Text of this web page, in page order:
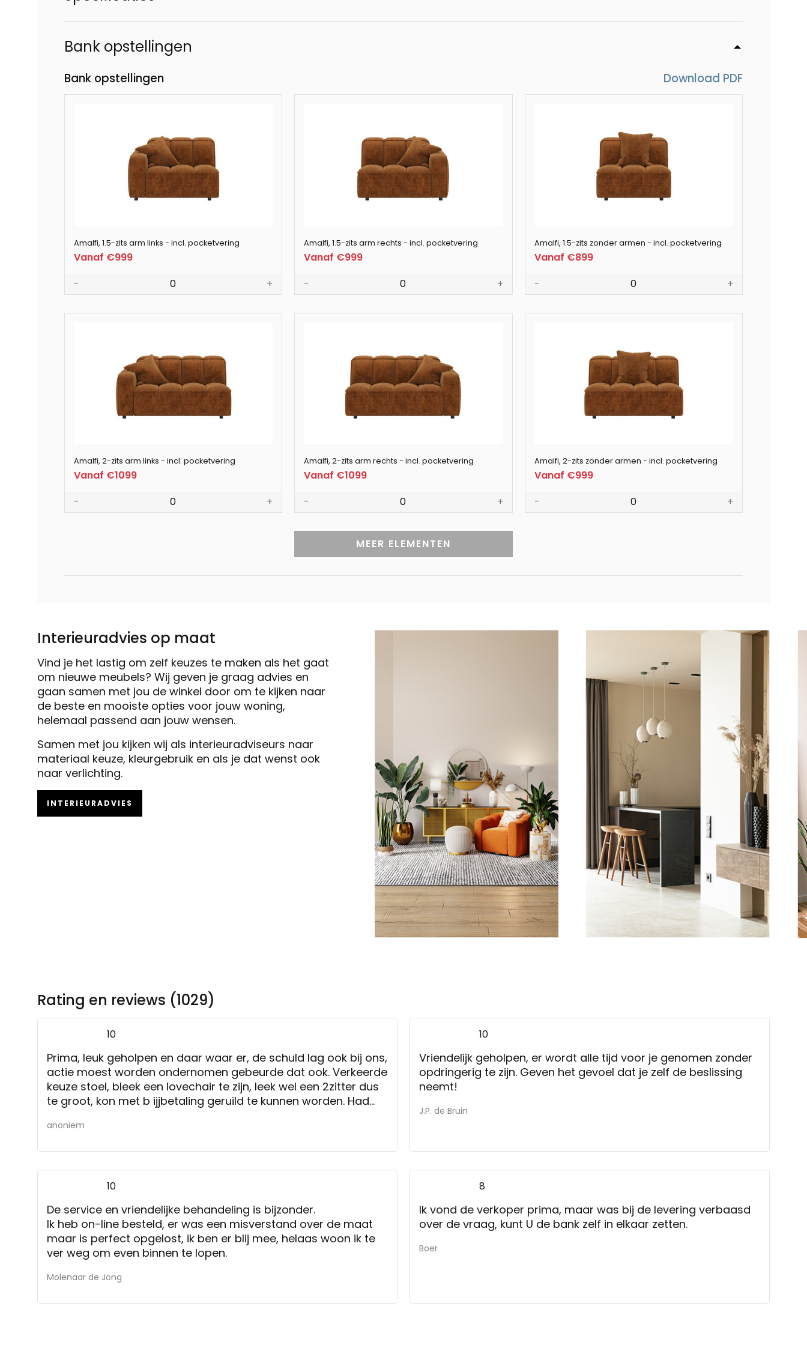
Amalfi, poef / hocker 100 x 74 cm - incl. pocketvering
Amalfi, 2-zits - incl. pocketvering
Bank opstellingen
Bank opstellingen Download PDF
Amalfi, 1.5-zits arm links - incl. pocketvering
Vanaf €999
-
0 +
Amalfi, 1.5-zits arm rechts - incl. pocketvering
Vanaf €999
-
0 +
Amalfi, 1.5-zits zonder armen - incl. pocketvering
Vanaf €899
-
0 +
Amalfi, 2-zits arm links - incl. pocketvering
Vanaf €1099
-
0 +
Amalfi, 2-zits arm rechts - incl. pocketvering
Vanaf €1099
-
0 +
Amalfi, 2-zits zonder armen - incl. pocketvering
Vanaf €999
-
0 +
MEER ELEMENTEN
Interieuradvies op maat
Vind je het lastig om zelf keuzes te maken als het gaat
om nieuwe meubels? Wij geven je graag advies en
gaan samen met jou de winkel door om te kijken naar
de beste en mooiste opties voor jouw woning,
helemaal passend aan jouw wensen.
Samen met jou kijken wij als interieuradviseurs naar
materiaal keuze, kleurgebruik en als je dat wenst ook
naar verlichting.
INTERIEURADVIES
Rating en reviews (1029)
10
Prima, leuk geholpen en daar waar er, de schuld lag ook bij ons,
actie moest worden ondernomen gebeurde dat ook. Verkeerde
keuze stoel, bleek een lovechair te zijn, leek wel een 2zitter dus
te groot, kon met b ijjbetaling geruild te kunnen worden. Had
anoniem
10
Vriendelijk geholpen, er wordt alle tijd voor je genomen zonder
opdringerig te zijn. Geven het gevoel dat je zelf de beslissing
neemt!
J.P. de Bruin
10
De service en vriendelijke behandeling is bijzonder.
Ik heb on-line besteld, er was een misverstand over de maat
maar is perfect opgelost, ik ben er blij mee, helaas woon ik te
ver weg om even binnen te lopen.
Molenaar de Jong
8
Ik vond de verkoper prima, maar was bij de levering verbaasd
over de vraag, kunt U de bank zelf in elkaar zetten.
Boer